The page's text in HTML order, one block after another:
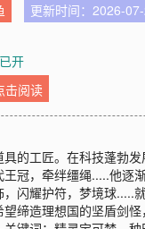
更新时间：2026-
开
击阅读
的工匠。在科技蓬勃
冠，牵绊缰绳.....他
闪耀护符，梦境球.....
缔造理想国的坚盾剑